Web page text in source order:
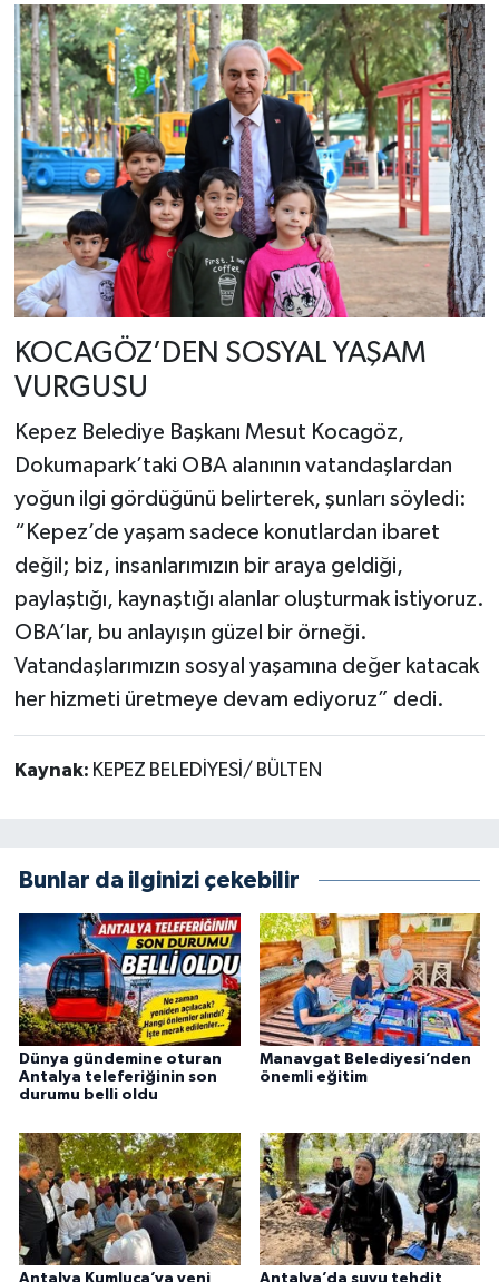
KOCAGÖZ’DEN SOSYAL YAŞAM
VURGUSU
Kepez Belediye Başkanı Mesut Kocagöz,
Dokumapark’taki OBA alanının vatandaşlardan
yoğun ilgi gördüğünü belirterek, şunları söyledi:
“Kepez’de yaşam sadece konutlardan ibaret
değil; biz, insanlarımızın bir araya geldiği,
paylaştığı, kaynaştığı alanlar oluşturmak istiyoruz.
OBA’lar, bu anlayışın güzel bir örneği.
Vatandaşlarımızın sosyal yaşamına değer katacak
her hizmeti üretmeye devam ediyoruz” dedi.
Kaynak: KEPEZ BELEDİYESİ/ BÜLTEN
Bunlar da ilginizi çekebilir
Dünya gündemine oturan
Antalya teleferiğinin son
durumu belli oldu
Manavgat Belediyesi’nden
önemli eğitim
Antalya Kumluca’ya yeni Antalya’da suyu tehdit